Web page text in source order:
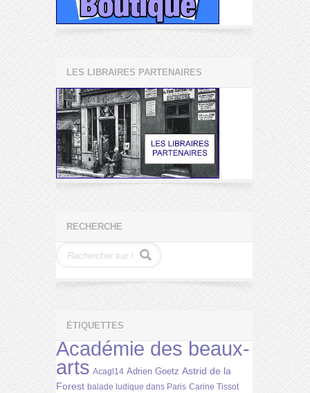
LES LIBRAIRES PARTENAIRES
RECHERCHE
ÉTIQUETTES
Académie des beaux-
arts Acagl14 Adrien Goetz Astrid de la
Forest balade ludique dans Paris Carine Tissot